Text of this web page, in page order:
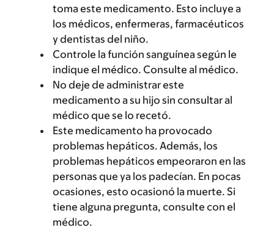
toma este medicamento. Esto incluye a
los médicos, enfermeras, farmacéuticos
y dentistas del niño.
Controle la función sanguínea según le
indique el médico. Consulte al médico.
No deje de administrar este
medicamento a su hijo sin consultar al
médico que se lo recetó.
Este medicamento ha provocado
problemas hepáticos. Además, los
problemas hepáticos empeoraron en las
personas que ya los padecían. En pocas
ocasiones, esto ocasionó la muerte. Si
tiene alguna pregunta, consulte con el
médico.